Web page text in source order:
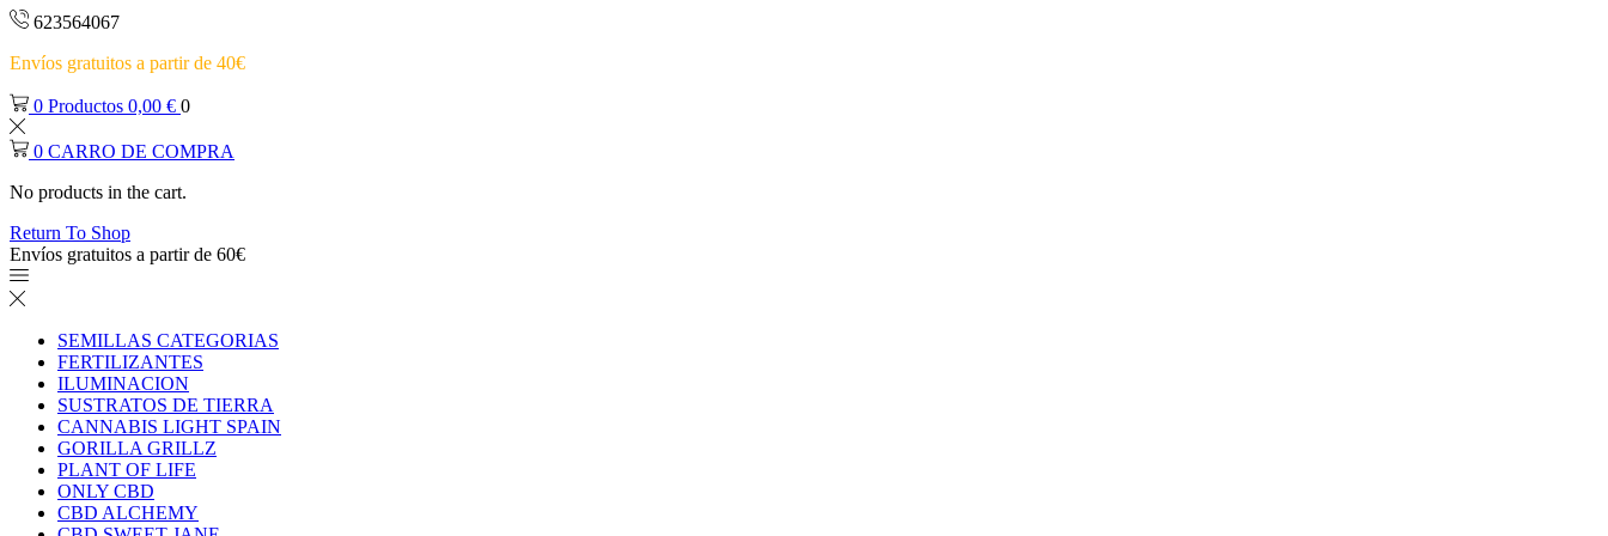
623564067
Envíos gratuitos a partir de 40€
0 Productos 0,00 € 0
0 CARRO DE COMPRA
No products in the cart.
Return To Shop
Envíos gratuitos a partir de 60€
SEMILLAS CATEGORIAS
FERTILIZANTES
ILUMINACION
SUSTRATOS DE TIERRA
CANNABIS LIGHT SPAIN
GORILLA GRILLZ
PLANT OF LIFE
ONLY CBD
CBD ALCHEMY